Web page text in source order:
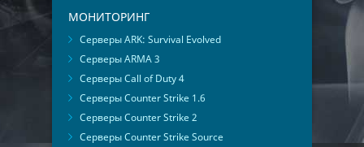
МОНИТОРИНГ
Серверы ARK: Survival Evolved
Серверы ARMA 3
Серверы Call of Duty 4
Серверы Counter Strike 1.6
Серверы Counter Strike 2
Серверы Counter Strike Source